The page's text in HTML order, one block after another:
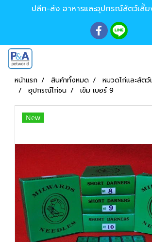
ปลีก-ส่ง อาหารและอุปกรณ์สัตว์เลี้ย
หน้าแรก สินค้าทั้งหมด
หมวดไก่และสัตว์
อุปกรณ์ไก่ชน
เข็ม เบอร์ 9
New